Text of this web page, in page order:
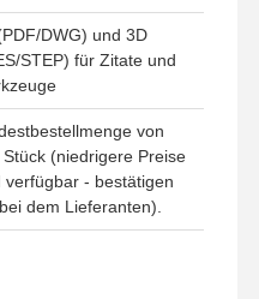
DWG) und 3D
STEP) für Zitate und
von
Stück (niedrigere Preise
verfügbar - bestätigen
dem Lieferanten).